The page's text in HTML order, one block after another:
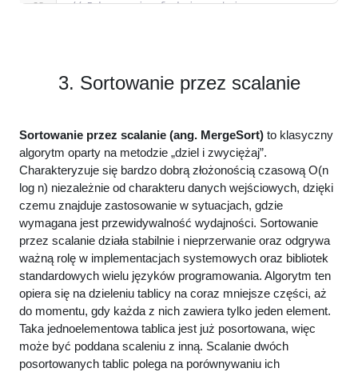
// Rekurencyjna funkcja sortująca
// Rekurencyjne wywołania sortujące
quickSort(T, pivotIndex + 1, right);
}
}
// Pomocnicza funkcja do wypisania tablicy
void
const < int & T )
for (int x : T) {
        cout
<< x << " ";
}
}
// Przykład użycia
int main() {
    vector
<int > T = {
};
    cout
<< "Przed sortowaniem: ";
printArray(T);
3. Sortowanie przez scalanie
Sortowanie przez scalanie (ang. MergeSort) to klasyczny
algorytm oparty na metodzie „dziel i zwyciężaj”.
Charakteryzuje się bardzo dobrą złożonością czasową O(n
log n) niezależnie od charakteru danych wejściowych, dzięki
czemu znajduje zastosowanie w sytuacjach, gdzie
wymagana jest przewidywalność wydajności. Sortowanie
przez scalanie działa stabilnie i nieprzerwanie oraz odgrywa
ważną rolę w implementacjach systemowych oraz bibliotek
standardowych wielu języków programowania. Algorytm ten
opiera się na dzieleniu tablicy na coraz mniejsze części, aż
do momentu, gdy każda z nich zawiera tylko jeden element.
Taka jednoelementowa tablica jest już posortowana, więc
może być poddana scaleniu z inną. Scalanie dwóch
posortowanych tablic polega na porównywaniu ich